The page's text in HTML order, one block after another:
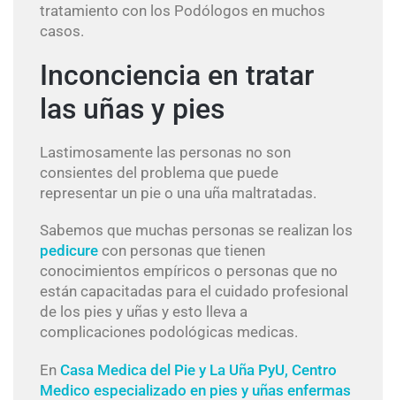
tratamiento con los Podólogos en muchos
casos.
Inconciencia en tratar
las uñas y pies
Lastimosamente las personas no son
consientes del problema que puede
representar un pie o una uña maltratadas.
Sabemos que muchas personas se realizan los
pedicure con personas que tienen
conocimientos empíricos o personas que no
están capacitadas para el cuidado profesional
de los pies y uñas y esto lleva a
complicaciones podológicas medicas.
En Casa Medica del Pie y La Uña PyU, Centro
Medico especializado en pies y uñas enfermas